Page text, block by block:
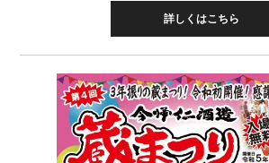
詳しくはこちら